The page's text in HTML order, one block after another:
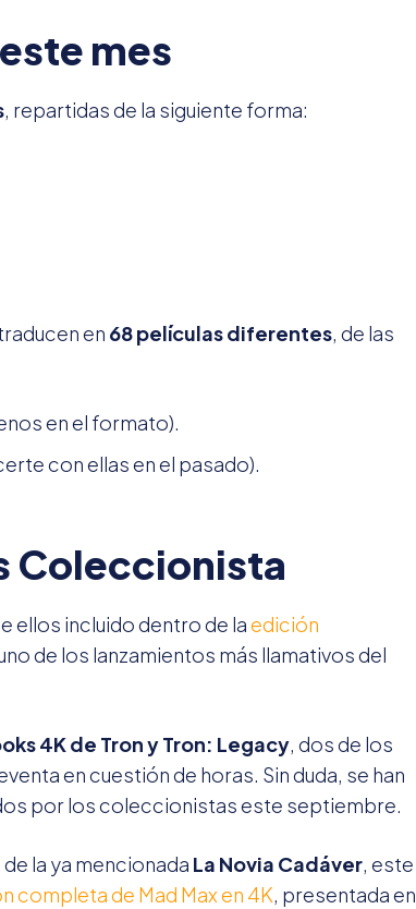
mes
, repartidas de la siguiente forma:
en 68 películas diferentes, de las
en el formato).
con ellas en el pasado).
Coleccionista
ellos incluido dentro de laedición
de los lanzamientos más llamativos del
4K de Tron y Tron: Legacy, dos de los
en cuestión de horas. Sin duda, se han
por los coleccionistas este septiembre.
de la ya mencionada La Novia Cadáver, este
completa de Mad Max en 4K, presentada en